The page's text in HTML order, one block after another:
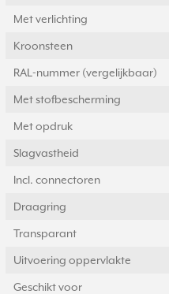
Met verlichting
Kroonsteen
RAL-nummer (vergelijkbaar)
Met stofbescherming
Met opdruk
Slagvastheid
Incl. connectoren
Draagring
Transparant
Uitvoering oppervlakte
Geschikt voor